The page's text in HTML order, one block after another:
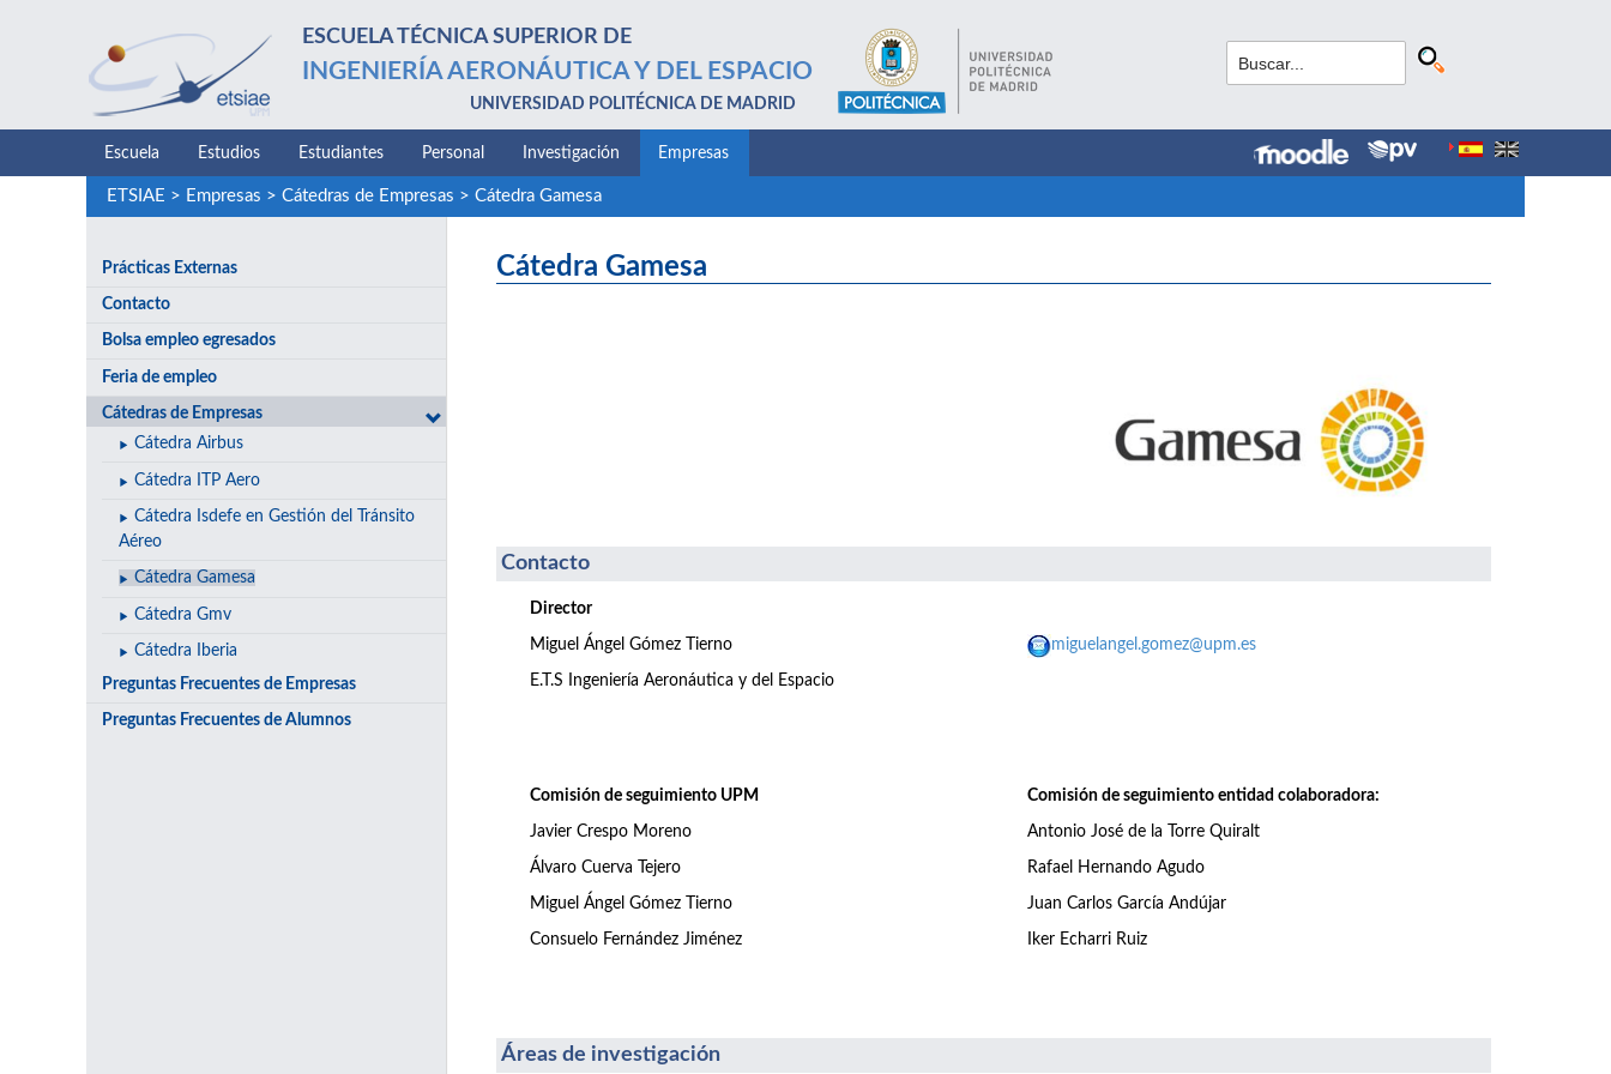
ESCUELA TÉCNICA SUPERIOR DE
INGENIERÍA AERONÁUTICA Y DEL ESPACIO
UNIVERSIDAD POLITÉCNICA DE MADRID
Escuela Estudios Estudiantes Personal Investigación Empresas
ETSIAE > Empresas > Cátedras de Empresas > Cátedra Gamesa
Prácticas Externas
Contacto
Bolsa empleo egresados
Feria de empleo
Cátedras de Empresas
Cátedra Airbus
Cátedra ITP Aero
Cátedra Isdefe en Gestión del Tránsito
Aéreo
Cátedra Gamesa
Cátedra Gmv
Cátedra Iberia
Preguntas Frecuentes de Empresas
Preguntas Frecuentes de Alumnos
Cátedra Gamesa
Contacto
Director
Miguel Ángel Gómez Tierno
E.T.S Ingeniería Aeronáutica y del Espacio
miguelangel.gomez@upm.es
Comisión de seguimiento UPM
Javier Crespo Moreno
Álvaro Cuerva Tejero
Miguel Ángel Gómez Tierno
Consuelo Fernández Jiménez
Comisión de seguimiento entidad colaboradora:
Antonio José de la Torre Quiralt
Rafael Hernando Agudo
Juan Carlos García Andújar
Iker Echarri Ruiz
Áreas de investigación